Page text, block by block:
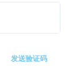
发送验证码